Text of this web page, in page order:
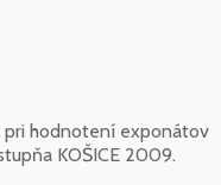
hodnotení exponátov
KOŠICE 2009.